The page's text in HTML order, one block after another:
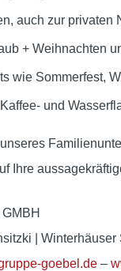
auch zur privaten
+ Weihnachten
wie Sommerfest,
und
Ihre
|
goebel.de –